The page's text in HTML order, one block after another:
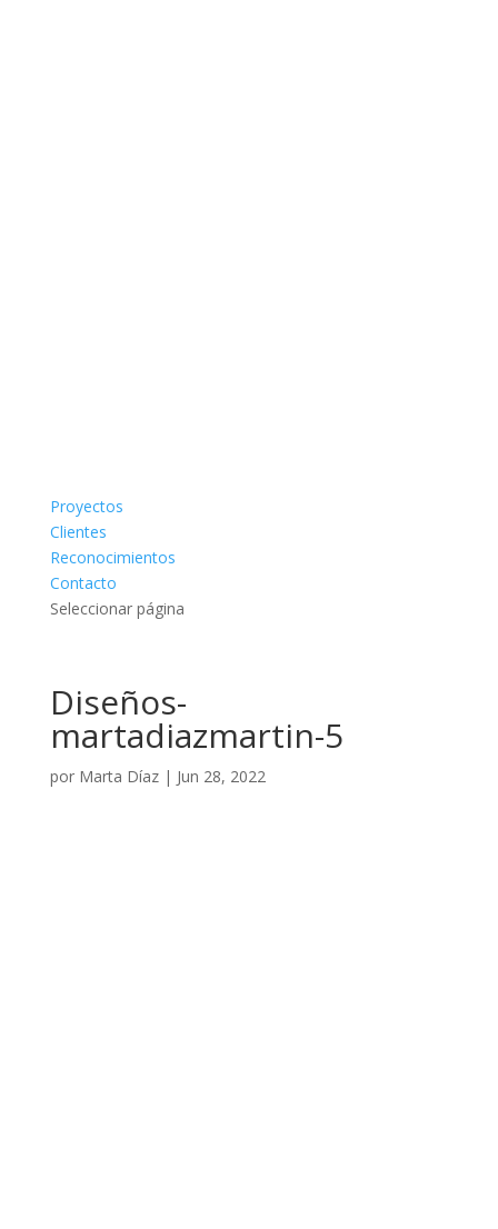
Proyectos
Clientes
Reconocimientos
Contacto
Seleccionar página
Diseños-
martadiazmartin-5
por Marta Díaz| Jun 28, 2022